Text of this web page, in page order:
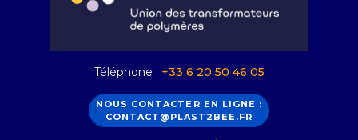
Téléphone : +33 6 20 50 46 05
NOUS CONTACTER EN LIGNE :
CONTACT@PLAST2BEE.FR